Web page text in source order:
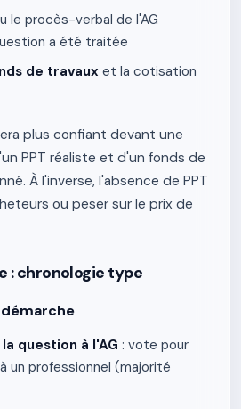
le procès-verbal de l'AG
a été traitée
de travaux et la cotisation
plus confiant devant une
PPT réaliste et d'un fonds de
À l'inverse, l'absence de PPT
ou peser sur le prix de
: chronologie type
démarche
question à l'AG : vote pour
un professionnel (majorité